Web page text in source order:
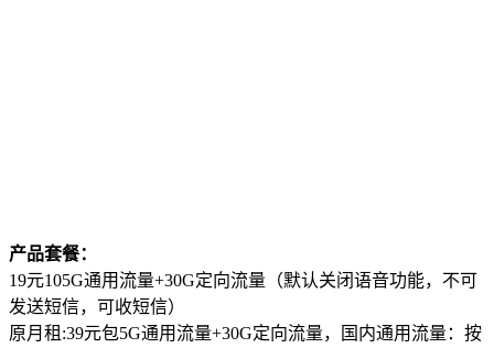
产品套餐：
19元105G通用流量+30G定向流量（默认关闭语音功能，不可
发送短信，可收短信）
原月租:39元包5G通用流量+30G定向流量，国内通用流量：按